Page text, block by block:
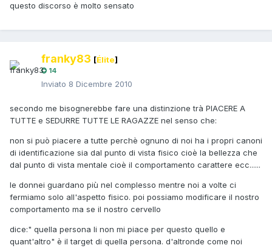
questo discorso è molto sensato
franky83 [Élite]
14
Inviato 8 Dicembre 2010
secondo me bisognerebbe fare una distinzione trà PIACERE A
TUTTE e SEDURRE TUTTE LE RAGAZZE nel senso che:
non si può piacere a tutte perchè ognuno di noi ha i propri canoni
di identificazione sia dal punto di vista fisico cioè la bellezza che
dal punto di vista mentale cioè il comportamento carattere ecc......
le donnei guardano più nel complesso mentre noi a volte ci
fermiamo solo all'aspetto fisico. poi possiamo modificare il nostro
comportamento ma se il nostro cervello
dice:" quella persona li non mi piace per questo quello e
quant'altro" è il target di quella persona. d'altronde come noi